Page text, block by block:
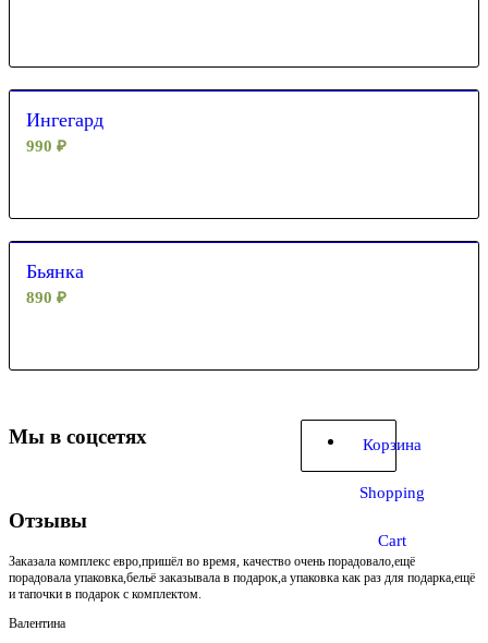
Корзина
Shopping
Cart
Ингегард
990 ₽
Бьянка
890 ₽
Мы в соцсетях
Отзывы
Заказала комплекс евро,пришёл во время, качество очень порадовало,ещё
порадовала упаковка,бельё заказывала в подарок,а упаковка как раз для подарка,ещё
и тапочки в подарок с комплектом.
Валентина